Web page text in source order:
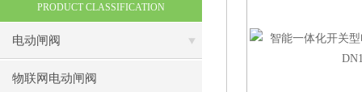
PRODUCT CLASSIFICATION
电动闸阀
物联网电动闸阀